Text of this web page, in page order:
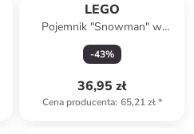
LEGO
Pojemnik "Snowman" w
kolorze białym - wys. 11,5 x Ø
10,2 cm
-43%
36,95 zł
Cena producenta: 65,21 zł*